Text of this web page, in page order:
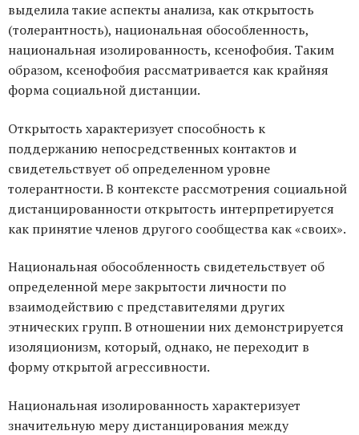
выделила такие аспекты анализа, как открытость
(толерантность), национальная обособленность,
национальная изолированность, ксенофобия. Таким
образом, ксенофобия рассматривается как крайняя
форма социальной дистанции.
Открытость характеризует способность к
поддержанию непосредственных контактов и
свидетельствует об определенном уровне
толерантности. В контексте рассмотрения социальной
дистанцированности открытость интерпретируется
как принятие членов другого сообщества как «своих».
Национальная обособленность свидетельствует об
определенной мере закрытости личности по
взаимодействию с представителями других
этнических групп. В отношении них демонстрируется
изоляционизм, который, однако, не переходит в
форму открытой агрессивности.
Национальная изолированность характеризует
значительную меру дистанцирования между